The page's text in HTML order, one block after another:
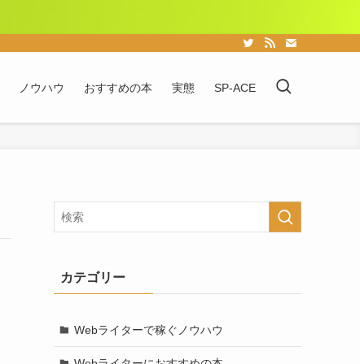
ノウハウ おすすめの本 実態 SP-ACE
カテゴリー
Webライターで稼ぐノウハウ